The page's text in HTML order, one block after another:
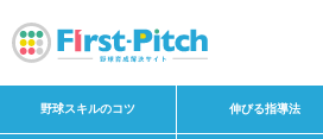
野球スキルのコツ 伸びる指導法